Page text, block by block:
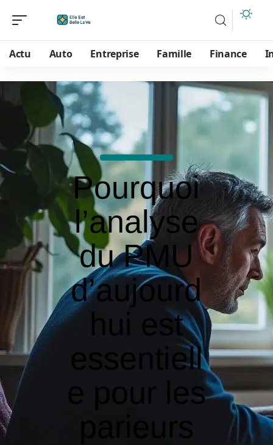
Actu Auto Entreprise Famille Finance
Pourquoi
l’analyse
du PMU
d’aujourd
hui est
essentiell
e pour les
parieurs